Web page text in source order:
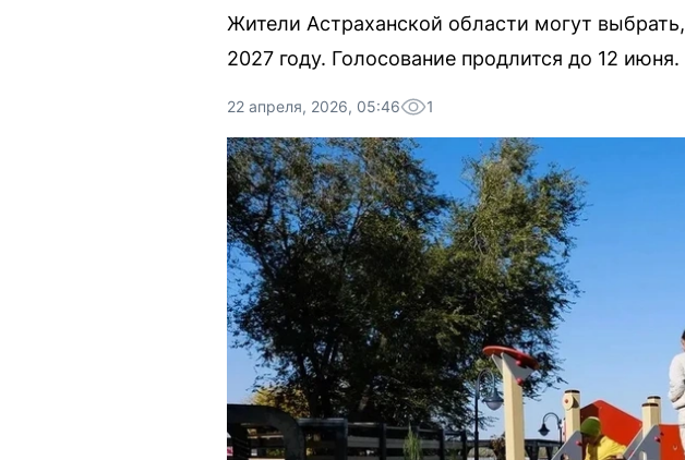
Жители Астраханской области могут
2027 году. Голосование продлится до 12 июня.
22 апреля, 2026, 05:46 1